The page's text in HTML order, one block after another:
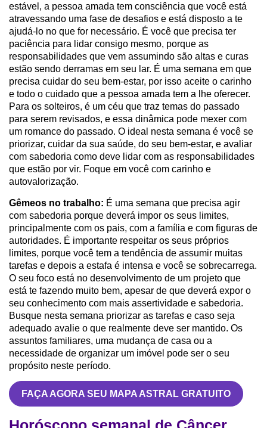
estável, a pessoa amada tem consciência que você está
atravessando uma fase de desafios e está disposto a te
ajudá-lo no que for necessário. É você que precisa ter
paciência para lidar consigo mesmo, porque as
responsabilidades que vem assumindo são altas e curas
estão sendo derramas em seu lar. É uma semana em que
precisa cuidar do seu bem-estar, por isso aceite o carinho
e todo o cuidado que a pessoa amada tem a lhe oferecer.
Para os solteiros, é um céu que traz temas do passado
para serem revisados, e essa dinâmica pode mexer com
um romance do passado. O ideal nesta semana é você se
priorizar, cuidar da sua saúde, do seu bem-estar, e avaliar
com sabedoria como deve lidar com as responsabilidades
que estão por vir. Foque em você com carinho e
autovalorização.
Gêmeos no trabalho: É uma semana que precisa agir
com sabedoria porque deverá impor os seus limites,
principalmente com os pais, com a família e com figuras de
autoridades. É importante respeitar os seus próprios
limites, porque você tem a tendência de assumir muitas
tarefas e depois a estafa é intensa e você se sobrecarrega.
O seu foco está no desenvolvimento de um projeto que
está te fazendo muito bem, apesar de que deverá expor o
seu conhecimento com mais assertividade e sabedoria.
Busque nesta semana priorizar as tarefas e caso seja
adequado avalie o que realmente deve ser mantido. Os
assuntos familiares, uma mudança de casa ou a
necessidade de organizar um imóvel pode ser o seu
propósito neste período.
FAÇA AGORA SEU MAPA ASTRAL GRATUITO